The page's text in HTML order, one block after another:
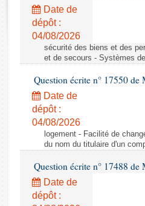
Rapports législatifs
Rapports sur l'application des lois
Baromètre de l’application des
Dossiers législatifs
Budget et sécurité sociale
Questions écrites et orales
Comptes rendus des débats
Date de
dépôt :
04/08/2026
sécurité des biens et des
et de secours - Systèmes
Question écrite n° 17550
Date de
dépôt :
04/08/2026
logement - Facilité de
du nom du titulaire d'un
Question écrite n° 17488
Date de
dépôt :